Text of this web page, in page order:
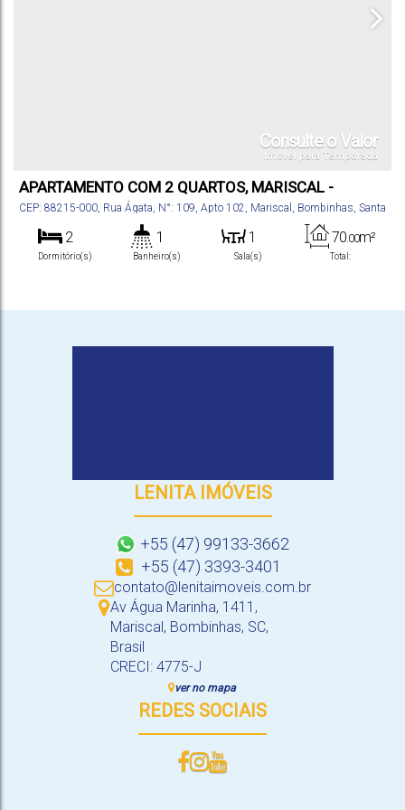
Consulte o Valor
Imóvel para Temporada
APARTAMENTO COM 2 QUARTOS, MARISCAL -
BOMBINHAS
CEP: 88215-000, Rua Ágata, N°: 109, Apto 102, Mariscal , Bombinhas, Santa
2
Dormitório(s)
1
Banheiro(s)
1
Sala(s) Total:
70 .00m²
LENITA IMÓVEIS
+55 (47) 99133-3662
+55 (47) 3393-3401
contato@lenitaimoveis.com.br
Av Água Marinha, 1411 ,
Mariscal, Bombinhas, SC,
Brasil
CRECI: 4775-J
ver no mapa
REDES SOCIAIS